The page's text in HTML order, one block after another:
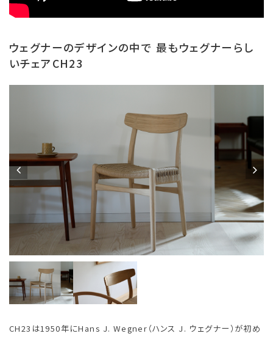
ウェグナーのデザインの中で 最もウェグナーらし
いチェアCH23
CH23は1950年にHans J. Wegner（ハンス J. ウェグナー）が初め